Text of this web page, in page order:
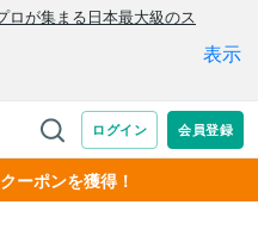
ーポンを獲得！